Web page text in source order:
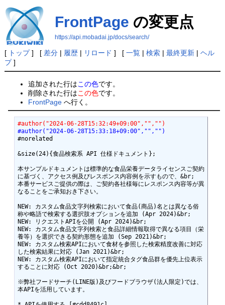
FrontPage の変更点
https://api.mobadai.jp/docs/search/
[ トップ] [ 差分| 履歴| リロード ] [ 一覧| 検索| 最終更新| ヘル
プ]
追加された行はこの色です。
削除された行はこの色です。
FrontPage へ行く。
#author("2024-06-28T15:32:49+09:00","","")
#author("2024-06-28T15:33:18+09:00","","")
#norelated
&size(24){食品検索系 API 仕様ドキュメント};
本サンプルドキュメントは標準的な食品栄養データライセンスご契約
に基づく、アクセス例及びレスポンス内容例を示すもので、&br;
本番サービスご提供の際は、ご契約各社様毎にレスポンス内容等が異
なることをご承知おき下さい。
NEW: カスタム食品文字列検索において食品(商品)名とは異なる俗
称や略語で検索する選択肢オプションを追加 (Apr 2024)&br;
NEW: リクエストAPIを公開 (Apr 2024)&br;
NEW: カスタム食品文字列検索と食品詳細情報取得で異なる項目（栄
養等）を選択できる契約形態を追加 (Sep 2021)&br;
NEW: カスタム検索APIにおいて食材を参照した検索精度改善に対応
した検索結果に対応 (Jan 2021)&br;
NEW: カスタム検索APIにおいて指定統合タグ食品群を優先上位表示
することに対応 (Oct 2020)&br;&br;
※弊社フードサーチ(LINE版)及びフードブラウザ(法人限定)では、
本APIを活用しています。